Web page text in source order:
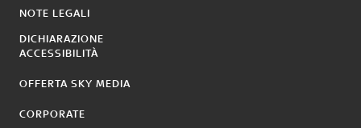
NOTE LEGALI
DICHIARAZIONE
ACCESSIBILITÀ
OFFERTA SKY MEDIA
CORPORATE